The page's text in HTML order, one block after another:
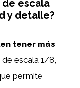
de escala
y detalle?
tener más
escala 1/8,
permite